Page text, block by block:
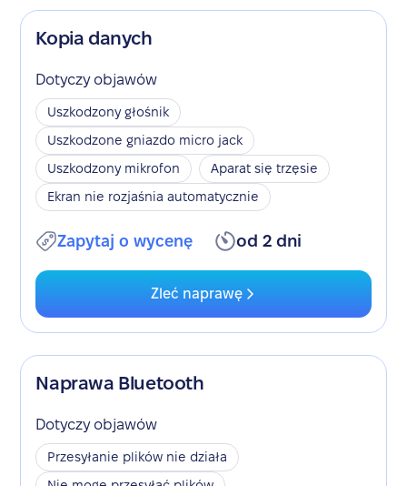
Kopia danych
Dotyczy objawów
Uszkodzony głośnik
Uszkodzone gniazdo micro jack
Uszkodzony mikrofon
Aparat się trzęsie
Ekran nie rozjaśnia automatycznie
Zapytaj o wycenę od 2 dni
Zleć naprawę
Naprawa Bluetooth
Dotyczy objawów
Przesyłanie plików nie działa